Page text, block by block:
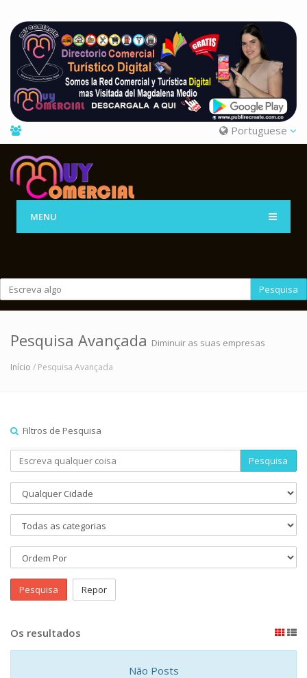
Portuguese
MENU
Pesquisa
Pesquisa Avançada Diminuir as suas empresas
Início / Pesquisa Avançada
Filtros de Pesquisa
Pesquisa
Pesquisa Repor
Os resultados
Não Posts